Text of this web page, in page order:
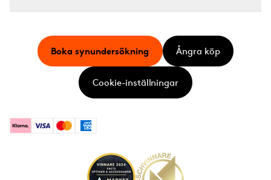
KlarnaVisa MastercardAmerican Express
Boka synundersökning Ångra köp
Cookie-inställningar